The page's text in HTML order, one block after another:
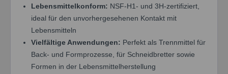
Lebensmittelkonform: NSF-H1- und 3H-zertifiziert,
ideal für den unvorhergesehenen Kontakt mit
Lebensmitteln
Vielfältige Anwendungen: Perfekt als Trennmittel für
Back- und Formprozesse, für Schneidbretter sowie
Formen in der Lebensmittelherstellung